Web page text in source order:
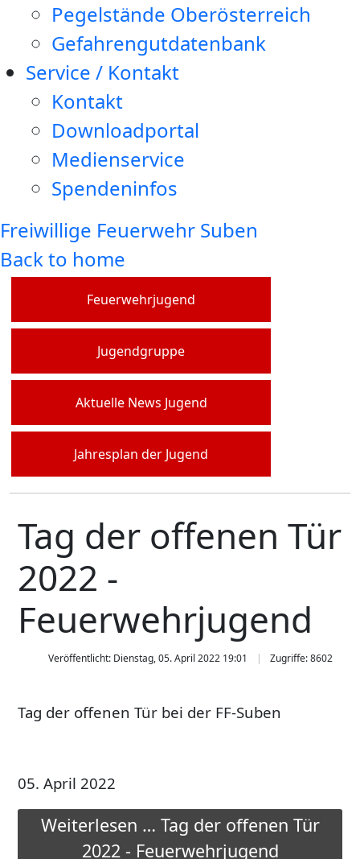
Pegelstände Oberösterreich
Gefahrengutdatenbank
Service / Kontakt
Kontakt
Downloadportal
Medienservice
Spendeninfos
Freiwillige Feuerwehr Suben
Back to home
Feuerwehrjugend
Jugendgruppe
Aktuelle News Jugend
Jahresplan der Jugend
Tag der offenen Tür
2022 -
Feuerwehrjugend
Veröffentlicht: Dienstag, 05. April 2022 19:01 Zugriffe: 8602
Tag der offenen Tür bei der FF-Suben
05. April 2022
Weiterlesen … Tag der offenen Tür
2022 - Feuerwehrjugend